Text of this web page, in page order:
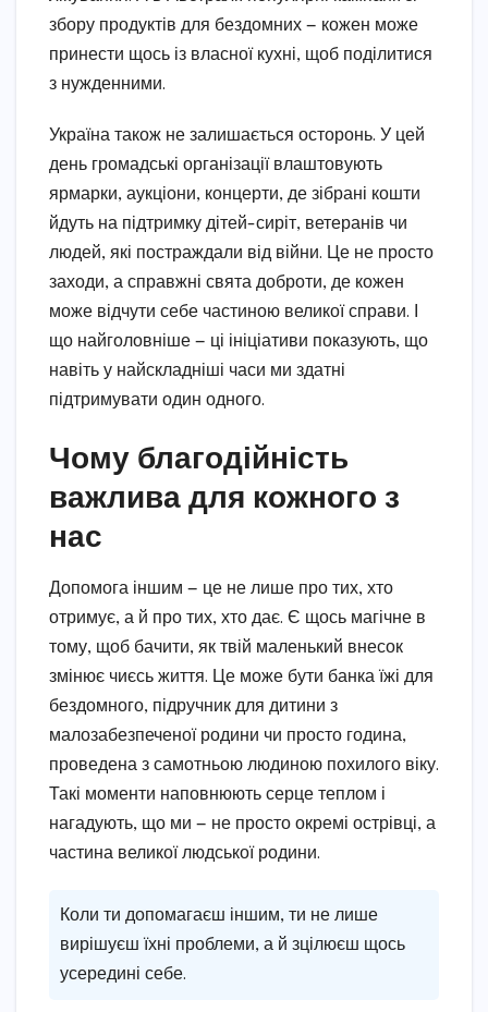
збору продуктів для бездомних — кожен може
принести щось із власної кухні, щоб поділитися
з нужденними.
Україна також не залишається осторонь. У цей
день громадські організації влаштовують
ярмарки, аукціони, концерти, де зібрані кошти
йдуть на підтримку дітей-сиріт, ветеранів чи
людей, які постраждали від війни. Це не просто
заходи, а справжні свята доброти, де кожен
може відчути себе частиною великої справи. І
що найголовніше — ці ініціативи показують, що
навіть у найскладніші часи ми здатні
підтримувати один одного.
Чому благодійність
важлива для кожного з
нас
Допомога іншим — це не лише про тих, хто
отримує, а й про тих, хто дає. Є щось магічне в
тому, щоб бачити, як твій маленький внесок
змінює чиєсь життя. Це може бути банка їжі для
бездомного, підручник для дитини з
малозабезпеченої родини чи просто година,
проведена з самотньою людиною похилого віку.
Такі моменти наповнюють серце теплом і
нагадують, що ми — не просто окремі острівці, а
частина великої людської родини.
Коли ти допомагаєш іншим, ти не лише
вирішуєш їхні проблеми, а й зцілюєш щось
усередині себе.